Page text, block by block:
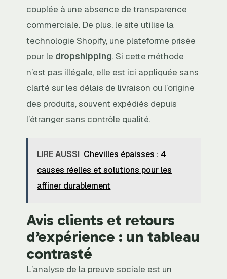
couplée à une absence de transparence
commerciale. De plus, le site utilise la
technologie Shopify, une plateforme prisée
pour le dropshipping. Si cette méthode
n’est pas illégale, elle est ici appliquée sans
clarté sur les délais de livraison ou l’origine
des produits, souvent expédiés depuis
l’étranger sans contrôle qualité.
LIRE AUSSI Chevilles épaisses : 4
causes réelles et solutions pour les
affiner durablement
Avis clients et retours
d’expérience : un tableau
contrasté
L’analyse de la preuve sociale est un